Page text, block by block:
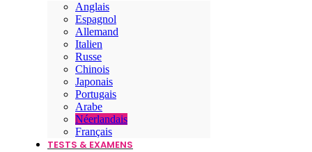
Anglais
Espagnol
Allemand
Italien
Russe
Chinois
Japonais
Portugais
Arabe
Néerlandais
Français
TESTS & EXAMENS